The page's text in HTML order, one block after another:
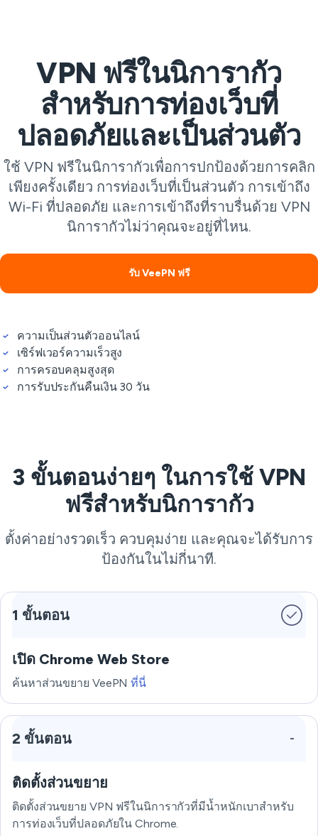
VPN ฟรีในนิการากัว
สำหรับการท่องเว็บที่
ปลอดภัยและเป็นส่วนตัว
ใช้ VPN ฟรีในนิการากัวเพื่อการปกป้องด้วยการคลิก
เพียงครั้งเดียว การท่องเว็บที่เป็นส่วนตัว การเข้าถึง
Wi-Fi ที่ปลอดภัย และการเข้าถึงที่ราบรื่นด้วย VPN
นิการากัวไม่ว่าคุณจะอยู่ที่ไหน.
รับ VeePN ฟรี
ความเป็นส่วนตัวออนไลน์
เซิร์ฟเวอร์ความเร็วสูง
การครอบคลุมสูงสุด
การรับประกันคืนเงิน 30 วัน
3 ขั้นตอนง่ายๆ ในการใช้ VPN
ฟรีสำหรับนิการากัว
ตั้งค่าอย่างรวดเร็ว ควบคุมง่าย และคุณจะได้รับการ
ป้องกันในไม่กี่นาที.
1 ขั้นตอน
เปิด Chrome Web Store
ค้นหาส่วนขยาย VeePNที่นี่
2 ขั้นตอน
ติดตั้งส่วนขยาย
ติดตั้งส่วนขยาย VPN ฟรีในนิการากัวที่มีน้ำหนักเบาสำหรับ
การท่องเว็บที่ปลอดภัยใน Chrome.